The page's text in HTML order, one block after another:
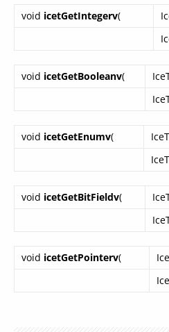
void icetGetIntegerv(
void icetGetBooleanv(
void icetGetEnumv(
void icetGetBitFieldv(
void icetGetPointerv(